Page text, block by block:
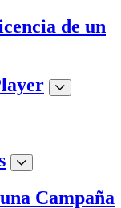
de un
Campaña